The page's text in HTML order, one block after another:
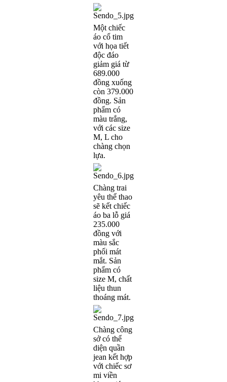
Một chiếc
áo cổ tim
với họa tiết
độc đáo
giảm giá từ
689.000
đồng xuống
còn 379.000
đồng. Sản
phẩm có
màu trắng,
với các size
M, L cho
chàng chọn
lựa.
Chàng trai
yêu thể thao
sẽ kết chiếc
áo ba lỗ giá
235.000
đồng với
màu sắc
phối mát
mắt. Sản
phẩm có
size M, chất
liệu thun
thoáng mát.
Chàng công
sở có thể
diện quần
jean kết hợp
với chiếc sơ
mi viền